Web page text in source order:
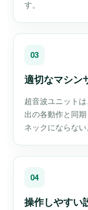
す。
03
適切なマシン
超音波ユニット
出の各動作と同
ネックにならない
04
操作しやすい